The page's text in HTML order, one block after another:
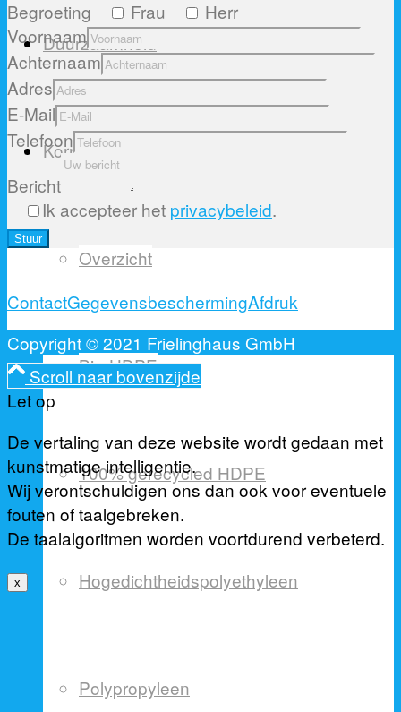
Duurzaamheid
Korrels
Overzicht
Bio-HDPE
100% gerecycled HDPE
Hogedichtheidspolyethyleen
Polypropyleen
Begroeting Frau
Herr
Voornaam
Achternaam
Adres
E-Mail
Telefoon
Bericht
Ik accepteer het privacybeleid.
Please
field
empty.
ContactGegevensbeschermingAfdruk
Copyright © 2021 Frielinghaus GmbH
Scroll naar bovenzijde
Let op
De vertaling van deze website wordt gedaan met
kunstmatige intelligentie.
Wij verontschuldigen ons dan ook voor eventuele
fouten of taalgebreken.
De taalalgoritmen worden voortdurend verbeterd.
x